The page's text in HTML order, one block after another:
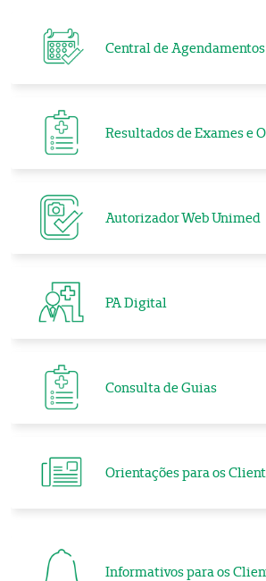
Central de Agendamentos
Resultados de Exames e
Autorizador Web Unimed
PA Digital
Consulta de Guias
Orientações para os
Informativos para os